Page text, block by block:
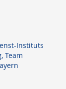
Instituts
Team